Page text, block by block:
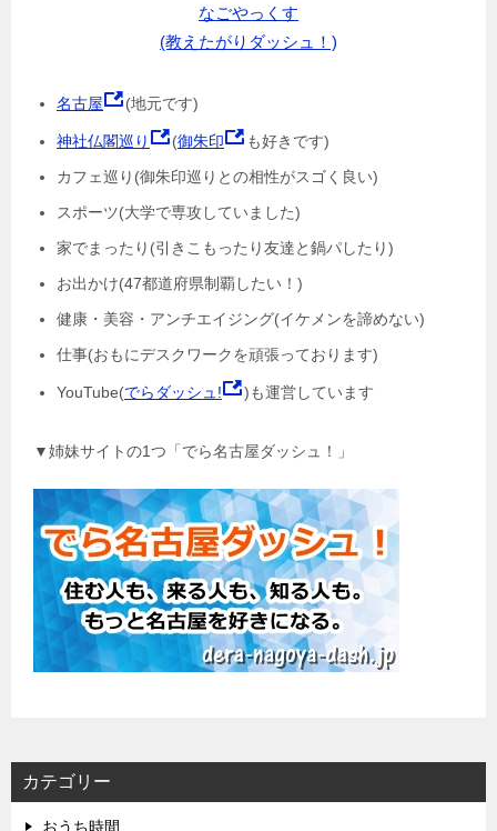
なごやっくす
(教えたがりダッシュ！)
名古屋 (地元です)
神社仏閣巡り (御朱印
も好きです)
カフェ巡り(御朱印巡りとの相性がスゴく良い)
スポーツ(大学で専攻していました)
家でまったり(引きこもったり友達と鍋パしたり)
お出かけ(47都道府県制覇したい！)
健康・美容・アンチエイジング(イケメンを諦めない)
仕事(おもにデスクワークを頑張っております)
YouTube(でらダッシュ! )も運営しています
▼姉妹サイトの1つ「でら名古屋ダッシュ！」
カテゴリー
おうち時間